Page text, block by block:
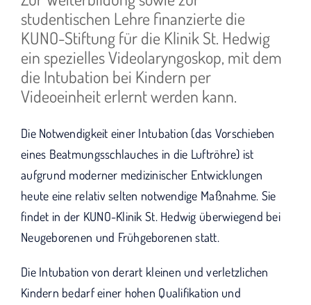
studentischen Lehre finanzierte die
KUNO-Stiftung für die Klinik St. Hedwig
ein spezielles Videolaryngoskop, mit dem
die Intubation bei Kindern per
Videoeinheit erlernt werden kann.
Die Notwendigkeit einer Intubation (das Vorschieben
eines Beatmungsschlauches in die Luftröhre) ist
aufgrund moderner medizinischer Entwicklungen
heute eine relativ selten notwendige Maßnahme. Sie
findet in der KUNO-Klinik St. Hedwig überwiegend bei
Neugeborenen und Frühgeborenen statt.
Die Intubation von derart kleinen und verletzlichen
Kindern bedarf einer hohen Qualifikation und